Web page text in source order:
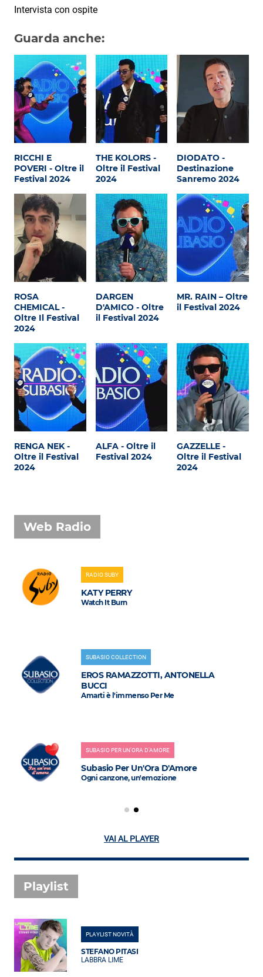
Radio Suby
Subasio Collection
Subasio Per Un’Ora D’Amore
Video
Foto
Speciali
Oroscopo
Radio Subasio Music Club
Sanremo 2026
News
Musica
Cultura
Attualità
Costume
Extra
Eventi
Intervista con ospite
Guarda anche:
RICCHI E
POVERI - Oltre il
Festival 2024
THE KOLORS -
Oltre il Festival
2024
DIODATO -
Destinazione
Sanremo 2024
ROSA
CHEMICAL -
Oltre Il Festival
2024
DARGEN
D'AMICO - Oltre
il Festival 2024
MR. RAIN – Oltre
il Festival 2024
RENGA NEK -
Oltre il Festival
2024
ALFA - Oltre il
Festival 2024
GAZZELLE -
Oltre il Festival
2024
Web Radio
RADIO SUBY
KATY PERRY
Watch It Burn
SUBASIO COLLECTION
EROS RAMAZZOTTI, ANTONELLA
BUCCI
Amarti è l'immenso Per Me
SUBASIO PER UN'ORA D'AMORE
Subasio Per Un'Ora D'Amore
Ogni canzone, un'emozione
VAI AL PLAYER
Playlist
PLAYLIST NOVITÀ
STEFANO PITASI
LABBRA LIME